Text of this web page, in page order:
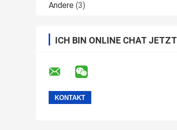
Andere (3)
ICH BIN ONLINE CHAT JETZT